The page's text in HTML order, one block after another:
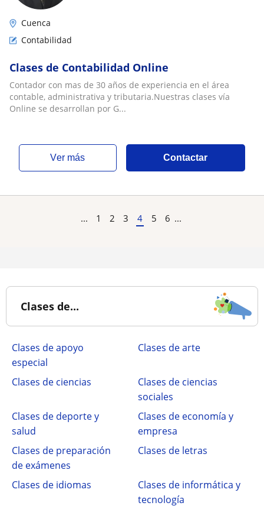
Cuenca
Contabilidad
Clases de Contabilidad Online
Contador con mas de 30 años de experiencia en el área
contable, administrativa y tributaria.Nuestras clases vía
Online se desarrollan por G...
ver más Contactar
... 1 2 3 4 5 6 ...
Clases de...
Clases de apoyo
especial
Clases de arte
Clases de ciencias
Clases de ciencias
sociales
Clases de deporte y
salud
Clases de economía y
empresa
Clases de preparación
de exámenes
Clases de letras
Clases de idiomas
Clases de informática y
tecnología